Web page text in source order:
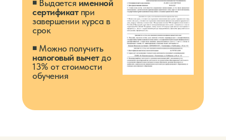
◾️ Выдается именной
сертификатпри
завершении курса в
срок
◾️ Можно получить
налоговый вычетдо
13% от стоимости
обучения